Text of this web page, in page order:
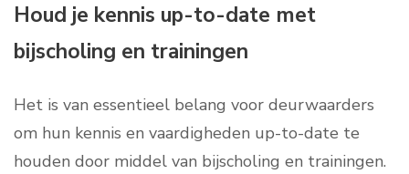
Houd je kennis up-to-date met
bijscholing en trainingen
Het is van essentieel belang voor deurwaarders
om hun kennis en vaardigheden up-to-date te
houden door middel van bijscholing en trainingen.